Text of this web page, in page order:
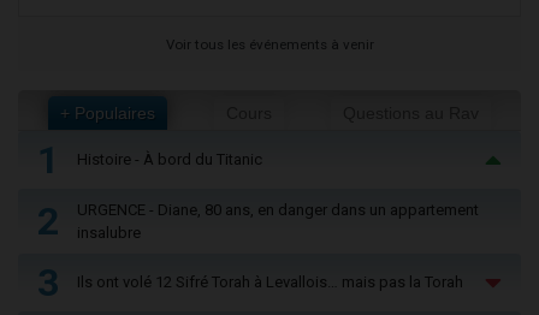
Voir tous les événements à venir
+ Populaires
1 Histoire - À bord du Titanic
2
URGENCE - Diane, 80 ans, en danger dans un appartement
insalubre
3 Ils ont volé 12 Sifré Torah à Levallois… mais pas la Torah